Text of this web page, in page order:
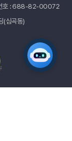
호 : 688-82-00072
(심곡동)
터입니다.
요?